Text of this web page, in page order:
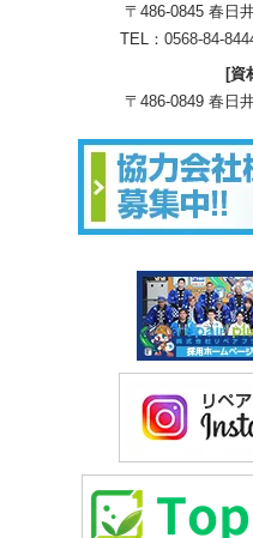
〒486-0845 春日
TEL： 0568-84-
[資
〒486-0849 春日